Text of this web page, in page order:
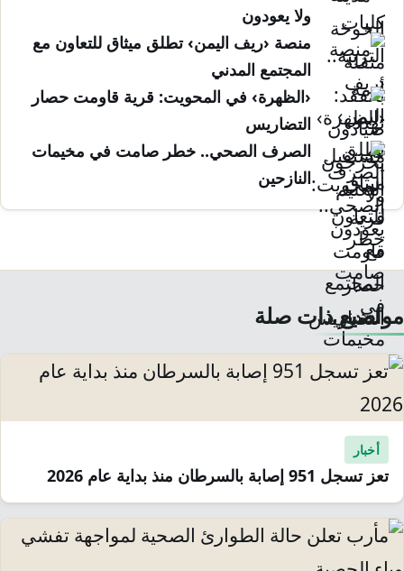
ولا يعودون
منصة ‹ريف اليمن› تطلق ميثاق للتعاون مع
المجتمع المدني
‹الظهرة› في المحويت: قرية قاومت حصار
التضاريس
الصرف الصحي.. خطر صامت في مخيمات
النازحين
مواضيع ذات صلة
أخبار
تعز تسجل 951 إصابة بالسرطان منذ بداية عام 2026